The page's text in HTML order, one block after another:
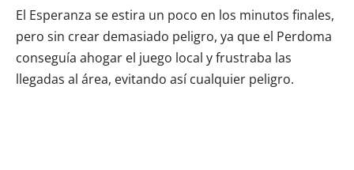
El Esperanza se estira un poco en los minutos finales,
pero sin crear demasiado peligro, ya que el Perdoma
conseguía ahogar el juego local y frustraba las
llegadas al área, evitando así cualquier peligro.